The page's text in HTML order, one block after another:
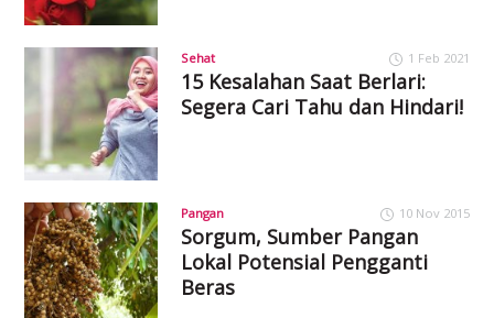
Sehat 1 Feb 2021
15 Kesalahan Saat Berlari:
Segera Cari Tahu dan Hindari!
Pangan 10 Nov 2015
Sorgum, Sumber Pangan
Lokal Potensial Pengganti
Beras